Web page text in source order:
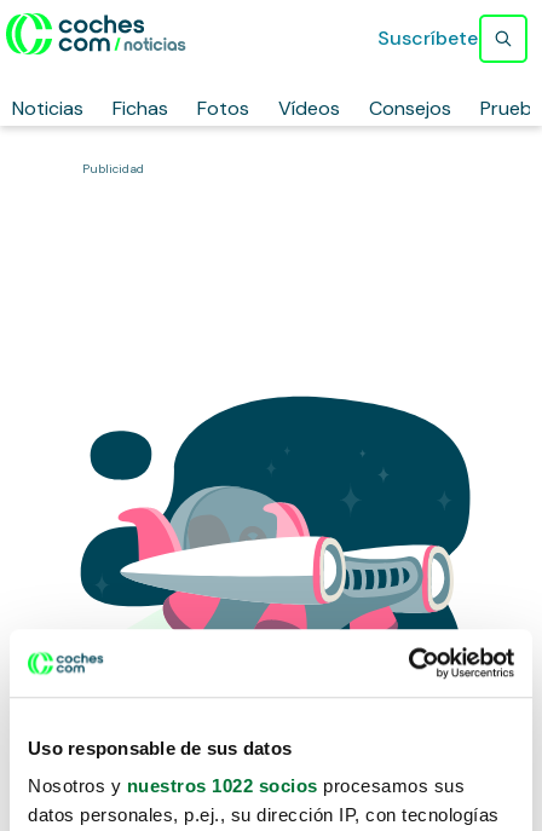
Uso responsable de sus datos
Nosotros y nuestros 1022 socios procesamos sus
datos personales, p.ej., su dirección IP, con tecnologías
Noticias Fichas Fotos Vídeos Consejos
Suscríbete
Publicidad